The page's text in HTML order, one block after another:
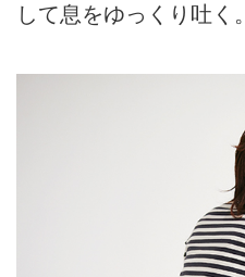
して息をゆっくり吐く。